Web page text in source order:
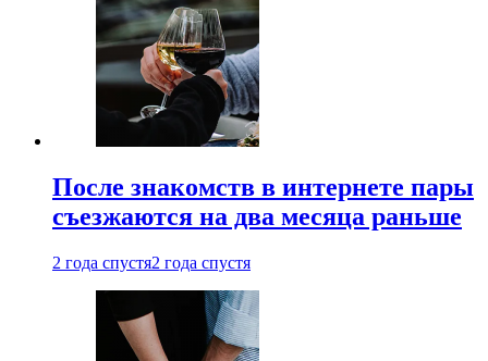
После знакомств в интернете пары
съезжаются на два месяца раньше
2 года спустя2 года спустя